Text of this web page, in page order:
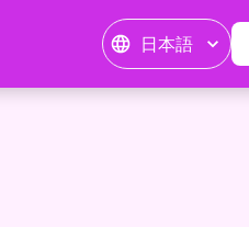
日本語